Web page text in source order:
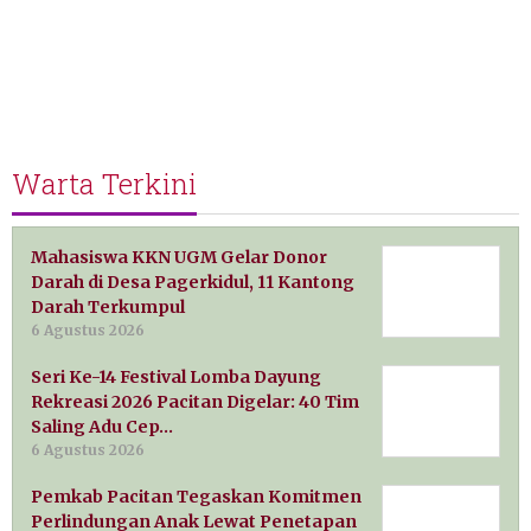
Warta Terkini
Mahasiswa KKN UGM Gelar Donor
Darah di Desa Pagerkidul, 11 Kantong
Darah Terkumpul
6 Agustus 2026
Seri Ke-14 Festival Lomba Dayung
Rekreasi 2026 Pacitan Digelar: 40 Tim
Saling Adu Cep…
6 Agustus 2026
Pemkab Pacitan Tegaskan Komitmen
Perlindungan Anak Lewat Penetapan